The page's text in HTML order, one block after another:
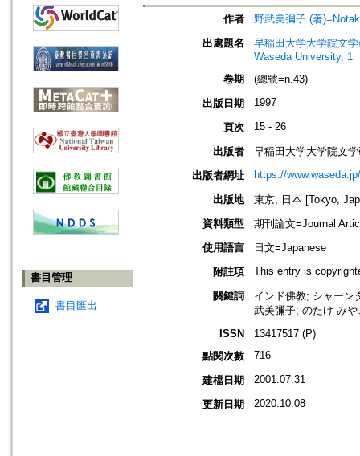
書目管理
書目匯出
作者
野武美彌子 (著
出處題名
早稲田大学大学院文
Waseda University, 1
卷期
(總號=n.43)
出版日期
1997
頁次 15 - 26
出版者
早稲田大学大学院文
出版者網址
https://
出版地
東京, 日本 [Tokyo,
資料類型
期刊論文=Journal
使用語言
日文=Japanese
附註項
This entry is
關鍵詞
インド佛教; シャーン
武美彌子; のたけ み
ISSN
13417517 (P)
點閱次數
716
建檔日期 2001.07.31
更新日期 2020.10.08